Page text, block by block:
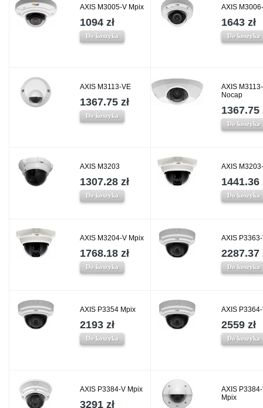
AXIS M3005-V Mpix
1094 zł
Do koszyka
AXIS
1643 zł
Do koszyka
AXIS M3113-VE
1367.75 zł
Do koszyka
AXIS
Nocap
1367.75
Do koszyka
AXIS M3203
1307.28 zł
Do koszyka
AXIS
1441.36
Do koszyka
AXIS M3204-V Mpix
1768.18 zł
Do koszyka
AXIS
2287.37
Do koszyka
AXIS P3354 Mpix
2193 zł
Do koszyka
AXIS
2559 zł
Do koszyka
AXIS P3384-V Mpix
3291 zł
AXIS
Mpix